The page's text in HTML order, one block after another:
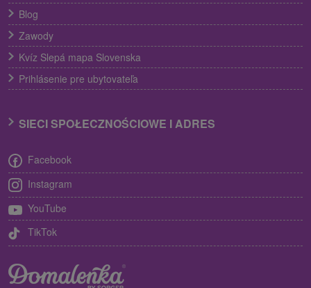
Blog
Zawody
Kvíz Slepá mapa Slovenska
Prihlásenie pre ubytovateľa
SIECI SPOŁECZNOŚCIOWE I ADRES
Facebook
Instagram
YouTube
TikTok